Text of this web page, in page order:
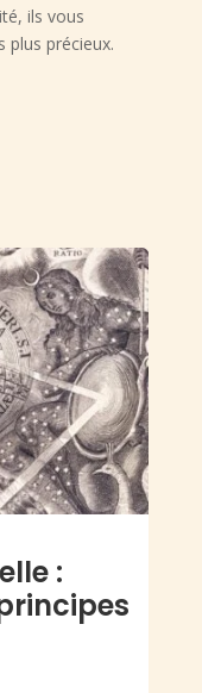
ils vous
plus précieux.
: